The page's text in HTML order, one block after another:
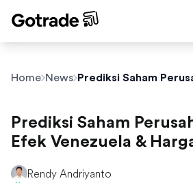
Home News
Prediksi Saham
Efek Venezuela &
Rendy Andriyanto